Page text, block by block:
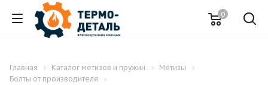
0
Главная Каталог метизов и пружин
Метизы
Болты от производителя